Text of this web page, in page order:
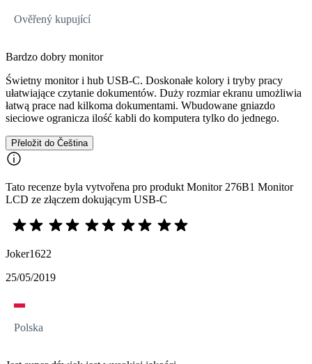
Ověřený kupující
Bardzo dobry monitor
Świetny monitor i hub USB-C. Doskonałe kolory i tryby pracy
ułatwiające czytanie dokumentów. Duży rozmiar ekranu umożliwia
łatwą prace nad kilkoma dokumentami. Wbudowane gniazdo
sieciowe ogranicza ilość kabli do komputera tylko do jednego.
Přeložit do Čeština
Tato recenze byla vytvořena pro produkt Monitor 276B1 Monitor
LCD ze złączem dokującym USB-C
Joker1622
25/05/2019
Polska